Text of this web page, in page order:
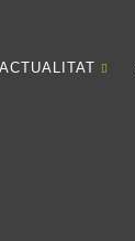
ACTUALITAT